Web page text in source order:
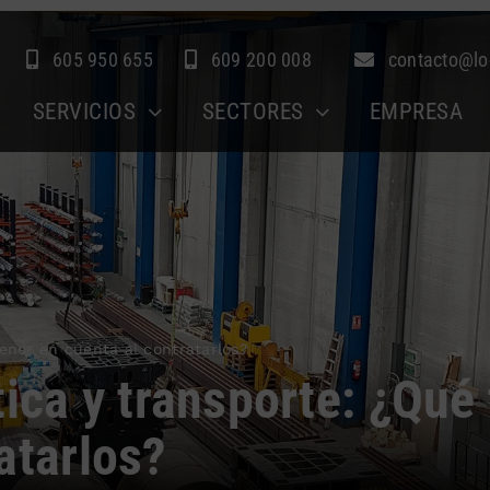
605 950 655 609 200 008
SERVICIOS SECTORES EMPRESA
en cuenta al contratarlos?
y transporte: